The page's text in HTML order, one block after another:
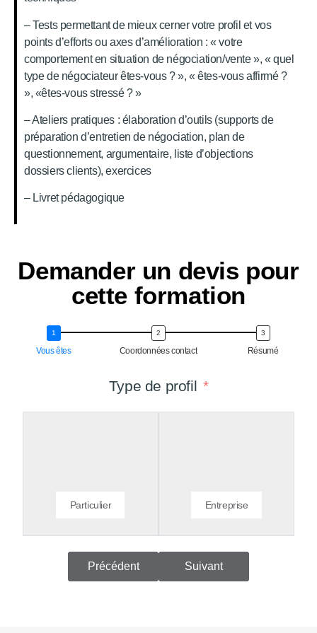
– Tests permettant de mieux cerner votre profil et vos
points d’efforts ou axes d’amélioration : « votre
comportement en situation de négociation/vente », « quel
type de négociateur êtes-vous ? », « êtes-vous affirmé ?
», «êtes-vous stressé ? »
– Ateliers pratiques : élaboration d’outils (supports de
préparation d’entretien de négociation, plan de
questionnement, argumentaire, liste d’objections
dossiers clients), exercices
– Livret pédagogique
Demander un devis pour
cette formation
Vous êtes Coordonnées contact Résumé
Type de profil
Particulier Entreprise
Précédent Suivant